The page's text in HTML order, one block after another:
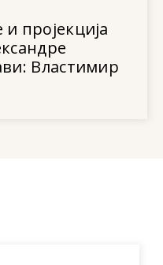
пројекција
Властимир